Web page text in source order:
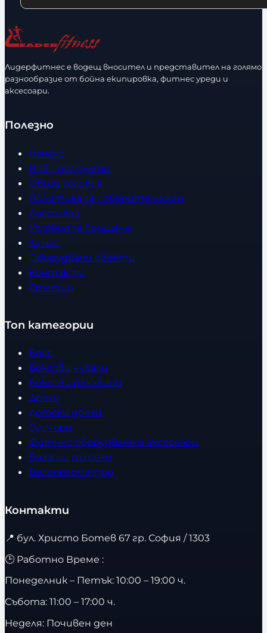
Лидерфитнес е водещ вносител и представител на голямо
разнообразие от бойна екипировка, фитнес уреди и
аксесоари.
Полезно
Начало
Нови продукти
Общи условия
Политика за поверителност
Доставка
Условия за връщане
За нас
Оборудвани обекти
Контакти
Статии
Топ категории
Бокс
Боксови чували
Боксови ръкавици
Дрехи
Детски дрехи
Суичъри
Фитнес оборудване и аксесоари
Бягащи пътеки
Велоергометри
Контакти
📍 бул. Христо Ботев 67 гр. София / 1303
🕒 Работно Време :
Понеделник – Петък: 10:00 – 19:00 ч.
Събота: 11:00 – 17:00 ч.
Неделя: Почивен ден